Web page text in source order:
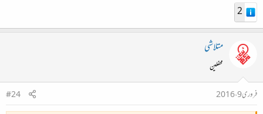
2
متلاشی
محفلین
فروری 9، 2016
#24